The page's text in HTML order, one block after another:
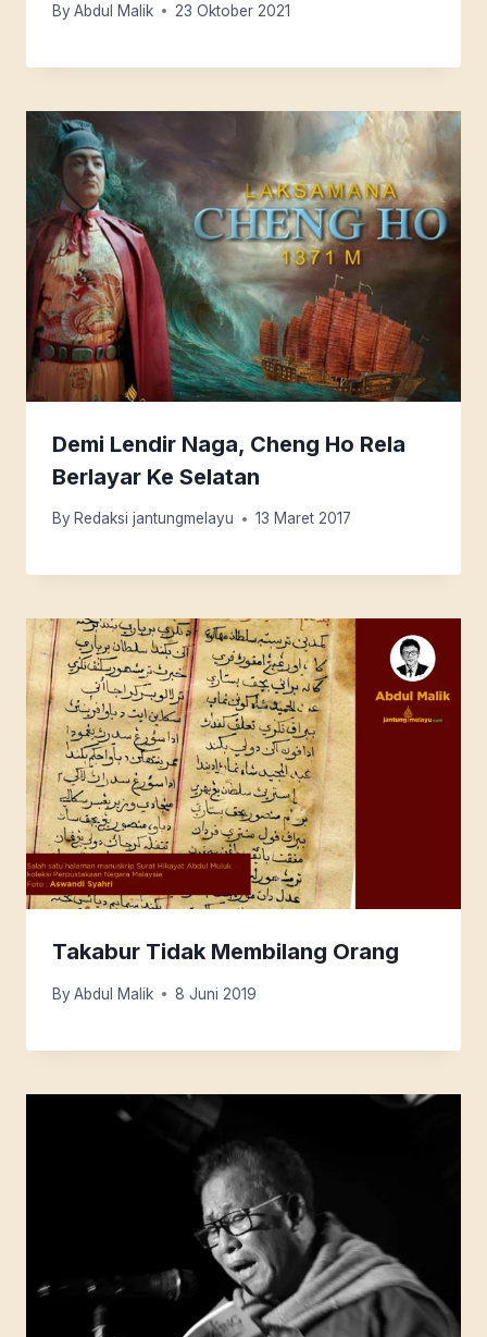
By Abdul Malik 23 Oktober 2021
Demi Lendir Naga, Cheng Ho Rela
Berlayar Ke Selatan
By Redaksi jantungmelayu 13 Maret 2017
Takabur Tidak Membilang Orang
By Abdul Malik 8 Juni 2019